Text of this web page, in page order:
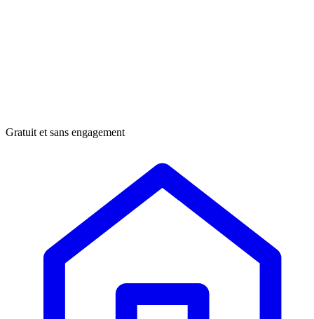
Gratuit et sans engagement